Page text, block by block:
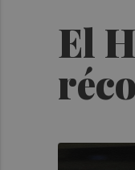
El